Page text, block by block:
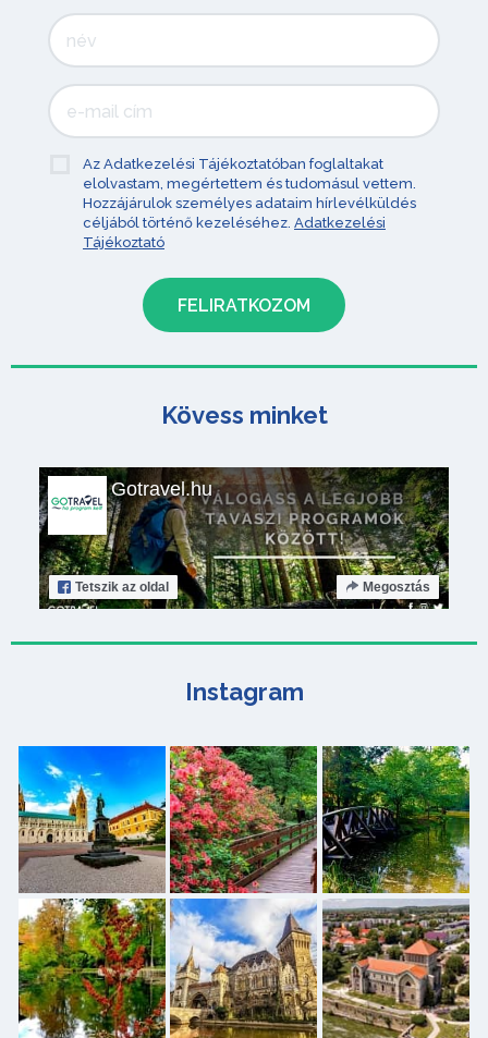
Az Adatkezelési Tájékoztatóban foglaltakat
elolvastam, megértettem és tudomásul vettem.
Hozzájárulok személyes adataim hírlevélküldés
céljából történő kezeléséhez. Adatkezelési
Tájékoztató
Kövess minket
Gotravel.hu
Tetszik az oldal Megosztás
Instagram